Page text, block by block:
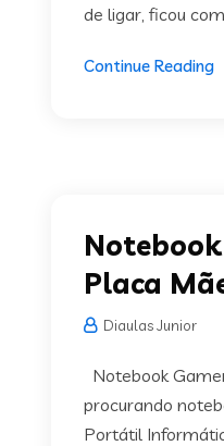
de ligar, ficou
Continue Reading
Placa
Diaulas Junior
Notebook
procurando
Portátil